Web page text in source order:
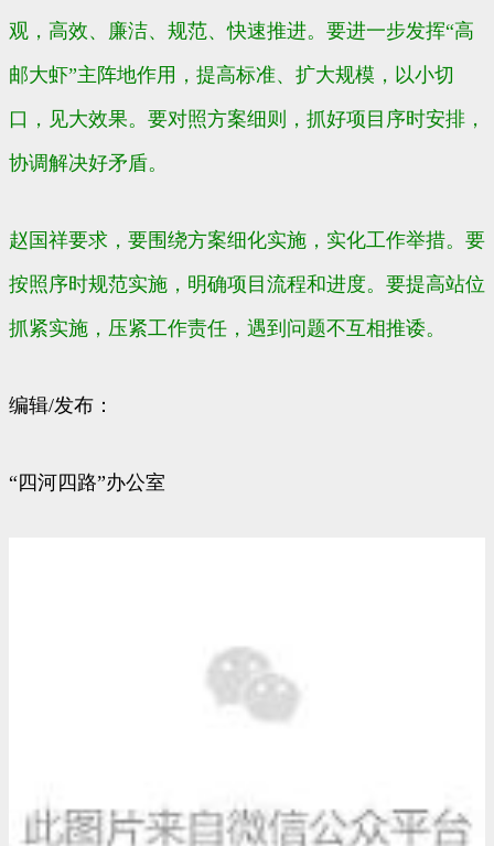
观，高效、廉洁、规范、快速推进。要进一步发挥“高
邮大虾”主阵地作用，提高标准、扩大规模，以小切
口，见大效果。要对照方案细则，抓好项目序时安排，
协调解决好矛盾。
赵国祥要求，要围绕方案细化实施，实化工作举措。要
按照序时规范实施，明确项目流程和进度。要提高站位
抓紧实施，压紧工作责任，遇到问题不互相推诿。
编辑/发布：
“四河四路”办公室